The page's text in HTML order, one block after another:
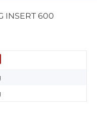
INSERT 600